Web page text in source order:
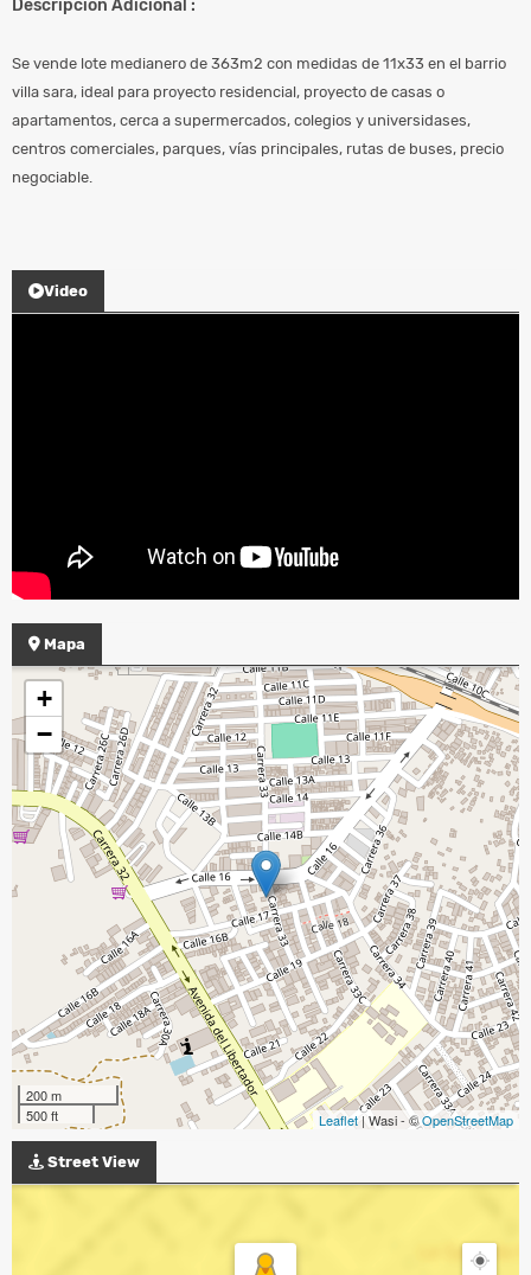
Descripción Adicional :
Se vende lote medianero de 363m2 con medidas de 11x33 en el barrio
villa sara, ideal para proyecto residencial, proyecto de casas o
apartamentos, cerca a supermercados, colegios y universidases,
centros comerciales, parques, vías principales, rutas de buses, precio
negociable.
Video
Mapa
+
−
200 m
500 ft
Leaflet| Wasi - ©OpenStreetMap
Street View